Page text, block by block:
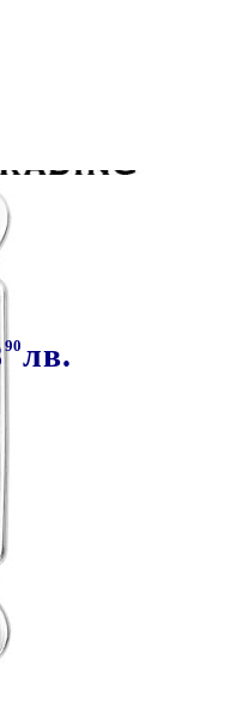
за сенник от
12 части
90лв.
бр.
5 до 9 дни
плащане по банков път
стомана